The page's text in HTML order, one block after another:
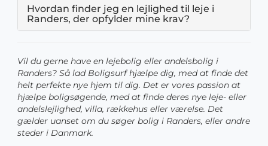
Hvordan finder jeg en lejlighed til leje i
Randers, der opfylder mine krav?
Vil du gerne have en lejebolig eller andelsbolig i
Randers? Så lad Boligsurf hjælpe dig, med at finde det
helt perfekte nye hjem til dig. Det er vores passion at
hjælpe boligsøgende, med at finde deres nye leje- eller
andelslejlighed, villa, rækkehus eller værelse. Det
gælder uanset om du søger bolig i Randers, eller andre
steder i Danmark.